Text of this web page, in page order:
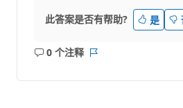
此答案是否有帮助? 是
0 个注释
无